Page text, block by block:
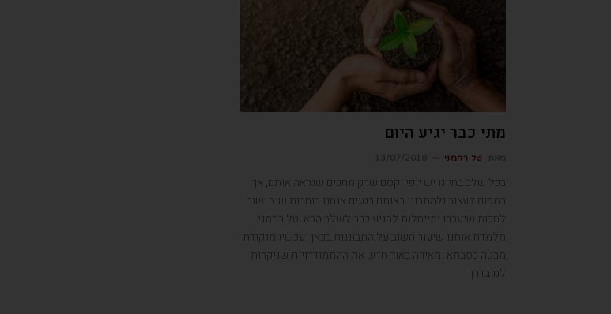
מתי כבר יגיע היום
טל רחמני
בכל שלב בחיינו יש יופי וקסם שרק מחכים שנראה אותם, אך
במקום לעצור ולהתבונן באותם רגעים אנחנו בוחרות שוב ושוב
לחכות שיעברו ומייחלות להגיע כבר לשלב הבא. טל רחמני
מלמדת אותנו שיעור חשוב על התבוננות בכאן ועכשיו מנקודת
מבטה כסבתא ומאירה באור חדש את ההתמודדויות שניקרות
לנו בדרך